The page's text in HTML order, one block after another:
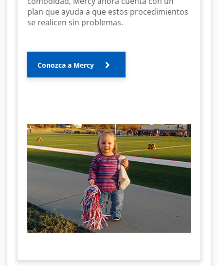
plan que ayuda a que estos procedimientos
se realicen sin problemas.
Conozca a Mercy